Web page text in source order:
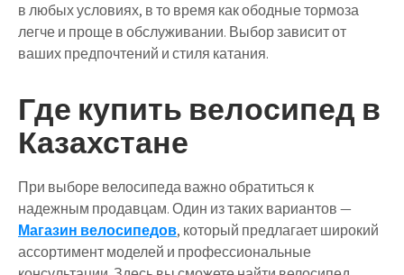
в любых условиях, в то время как ободные тормоза
легче и проще в обслуживании. Выбор зависит от
ваших предпочтений и стиля катания.
Где купить велосипед в
Казахстане
При выборе велосипеда важно обратиться к
надежным продавцам. Один из таких вариантов —
Магазин велосипедов, который предлагает широкий
ассортимент моделей и профессиональные